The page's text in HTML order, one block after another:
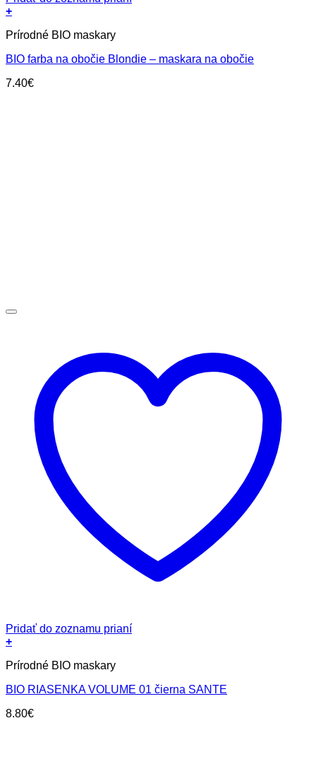
+
Prírodné BIO maskary
BIO farba na obočie Blondie – maskara na obočie
7.40€
Pridať do zoznamu prianí
+
Prírodné BIO maskary
BIO RIASENKA VOLUME 01 čierna SANTE
8.80€